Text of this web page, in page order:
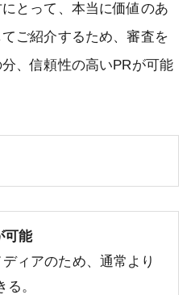
とって、本当に価値のあ
ご紹介するため、審査を
、信頼性の高いPRが可能
可能
ィアのため、通常より
。